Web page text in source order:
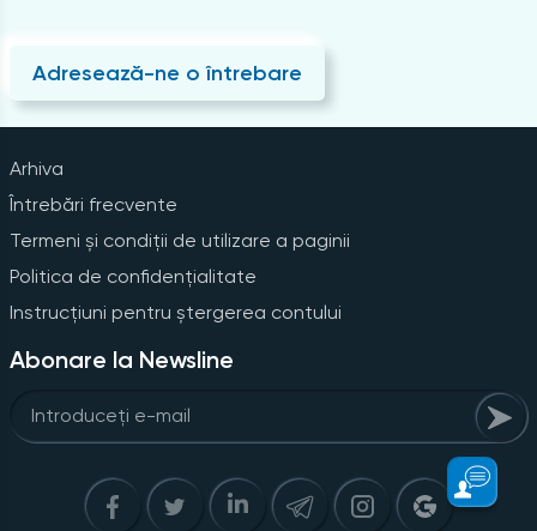
Adresează-ne o întrebare
Arhiva
Întrebări frecvente
Termeni și condiții de utilizare a paginii
Politica de confidențialitate
Instrucțiuni pentru ștergerea contului
Abonare la Newsline